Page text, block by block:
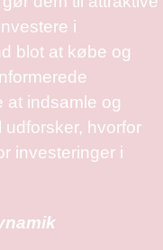
i
blot at købe og
at indsamle og
hvorfor
investeringer i